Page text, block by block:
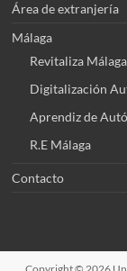
Área de extranjería
Málaga
Revitaliza
Digitalización
Aprendiz de
R.E Málaga
Contacto